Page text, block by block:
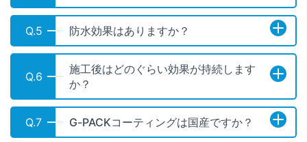
Q.5 防水効果はありますか？
Q.6
施工後はどのぐらい効果が持続します
か？
Q.7 G-PACKコーティングは国産ですか？